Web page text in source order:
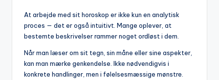
At arbejde med sit horoskop er ikke kun en analytisk
proces — det er også intuitivt. Mange oplever, at
bestemte beskrivelser rammer noget ordløst i dem.
Når man læser om sit tegn, sin måne eller sine aspekter,
kan man mærke genkendelse. Ikke nødvendigvis i
konkrete handlinger, men i følelsesmæssige mønstre.